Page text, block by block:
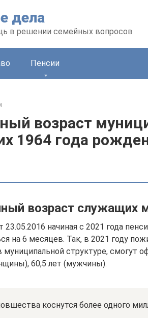
дела
в решении семейных вопросов
Пенсии
возраст
1964 года
возраст служащих
23.05.2016 начиная с 2021 года
на 6 месяцев. Так, в 2021 году
муниципальной структуре, смогут
60,5 лет (мужчины).
коснутся более одного